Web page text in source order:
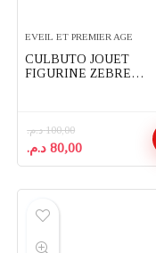
EVEIL ET PREMIER AGE
CULBUTO JOUET
FIGURINE ZEBRE
100,00 د.م.
Le
prix
80,00 د.م.
Le
prix